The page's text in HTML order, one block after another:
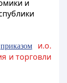
и
приказоми.о.
и торговли